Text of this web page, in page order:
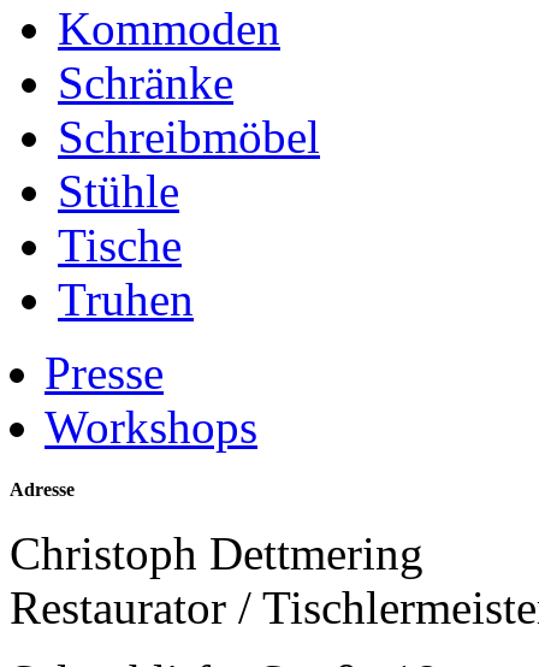
Kommoden
Schränke
Schreibmöbel
Stühle
Tische
Truhen
Presse
Workshops
Adresse
Christoph Dettmering
Restaurator /